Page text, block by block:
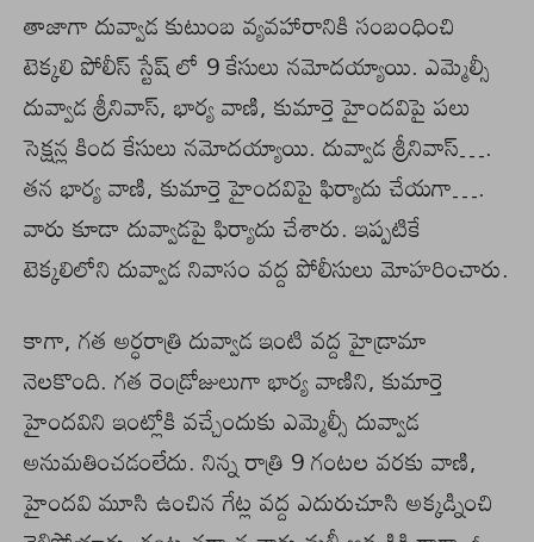
తాజాగా దువ్వాడ కుటుంబ వ్యవహారానికి సంబంధించి
టెక్కలి పోలీస్ స్టేష్ లో 9 కేసులు నమోదయ్యాయి. ఎమ్మెల్సీ
దువ్వాడ శ్రీనివాస్, భార్య వాణి, కుమార్తె హైందవిపై పలు
సెక్షన్ల కింద కేసులు నమోదయ్యాయి. దువ్వాడ శ్రీనివాస్….
తన భార్య వాణి, కుమార్తె హైందవిపై ఫిర్యాదు చేయగా….
వారు కూడా దువ్వాడపై ఫిర్యాదు చేశారు. ఇప్పటికే
టెక్కలిలోని దువ్వాడ నివాసం వద్ద పోలీసులు మోహరించారు.
కాగా, గత అర్ధరాత్రి దువ్వాడ ఇంటి వద్ద హైడ్రామా
నెలకొంది. గత రెండ్రోజులుగా భార్య వాణిని, కుమార్తె
హైందవిని ఇంట్లోకి వచ్చేందుకు ఎమ్మెల్సీ దువ్వాడ
అనుమతించడంలేదు. నిన్న రాత్రి 9 గంటల వరకు వాణి,
హైందవి మూసి ఉంచిన గేట్ల వద్ద ఎదురుచూసి అక్కడ్నించి